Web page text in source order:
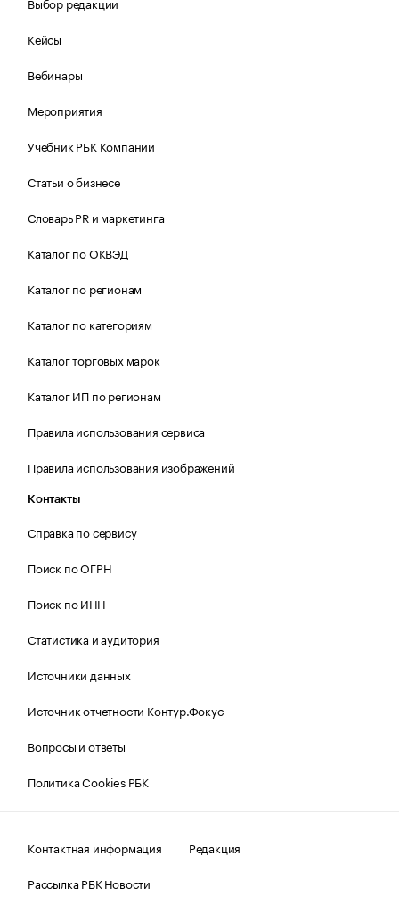
Кейсы
Вебинары
Мероприятия
Учебник РБК Компании
Статьи о бизнесе
Словарь PR и маркетинга
Каталог по ОКВЭД
Каталог по регионам
Каталог по категориям
Каталог торговых марок
Каталог ИП по регионам
Правила использования сервиса
Правила использования изображений
Контакты
Справка по сервису
Поиск по ОГРН
Поиск по ИНН
Статистика и аудитория
Источники данных
Источник отчетности Контур.Фокус
Вопросы и ответы
Политика Cookies РБК
Контактная информация
Редакция
Рассылка РБК Новости